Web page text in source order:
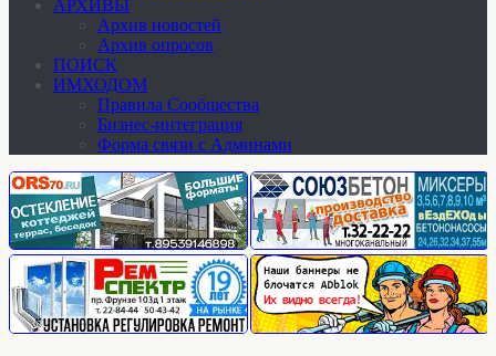
АРХИВЫ
Архив новостей
Архив опросов
ПОИСК
ИМХОДОМ
Правила Сообщества
Бизнес-интеграция
Форма связи с Админами